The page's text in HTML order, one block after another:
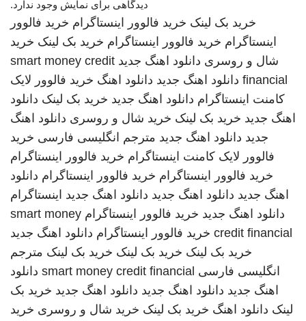
دیدگاهی برای نمایش وجود ندارد.
خرید بک لینک خرید فالوور اینستاگرام خرید فالوور
اینستاگرام خرید فالوور اینستاگرام خرید بک لینک خرید
شال و روسری دانلود اهنگ جدید smart money credit
financial دانلود اهنگ جدید دانلود اهنگ خرید فالوور لایک
کامنت اینستاگرام دانلود اهنگ جدید خرید بک لینک دانلود
اهنگ جدید خرید بک لینک خرید شال و روسری دانلود اهنگ
جدید دانلود اهنگ جدید مترجم انگلیسی فارسی خرید
فالوور لایک کامنت اینستاگرام خرید فالوور اینستاگرام
خرید فالوور اینستاگرام خرید فالوور اینستاگرام دانلود
اهنگ جدید دانلود اهنگ جدید دانلود اهنگ جدید اینستاگرام
دانلود اهنگ جدید خرید فالوور اینستاگرام smart money
credit financial خرید فالوور اینستاگرام دانلود اهنگ جدید
خرید بک لینک خرید بک لینک خرید بک لینک مترجم
انگلیسی فارسی smart money credit financial دانلود
اهنگ جدید دانلود اهنگ جدید دانلود اهنگ جدید خرید بک
لینک دانلود اهنگ خرید بک لینک خرید شال و روسری خرید